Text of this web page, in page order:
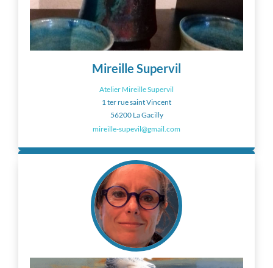
Mireille Supervil
Atelier Mireille Supervil
1 ter rue saint Vincent
56200 La Gacilly
mireille-supevil@gmail.com